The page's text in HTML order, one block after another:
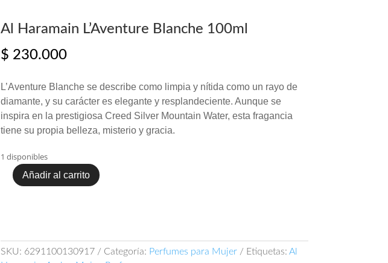
Al Haramain L’Aventure Blanche 100ml
$ 230.000
L’Aventure Blanche se describe como limpia y nítida como un rayo de
diamante, y su carácter es elegante y resplandeciente. Aunque se
inspira en la prestigiosa Creed Silver Mountain Water, esta fragancia
tiene su propia belleza, misterio y gracia.
1 disponibles
cantidad
Añadir al carrito
SKU: 6291100130917 Categoría: Perfumes para Mujer Etiquetas: Al